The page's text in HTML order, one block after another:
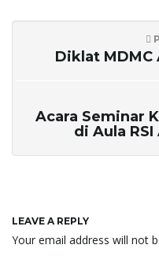
Diklat
Acara Seminar
di Aula
LEAVE A REPLY
Your email address will not